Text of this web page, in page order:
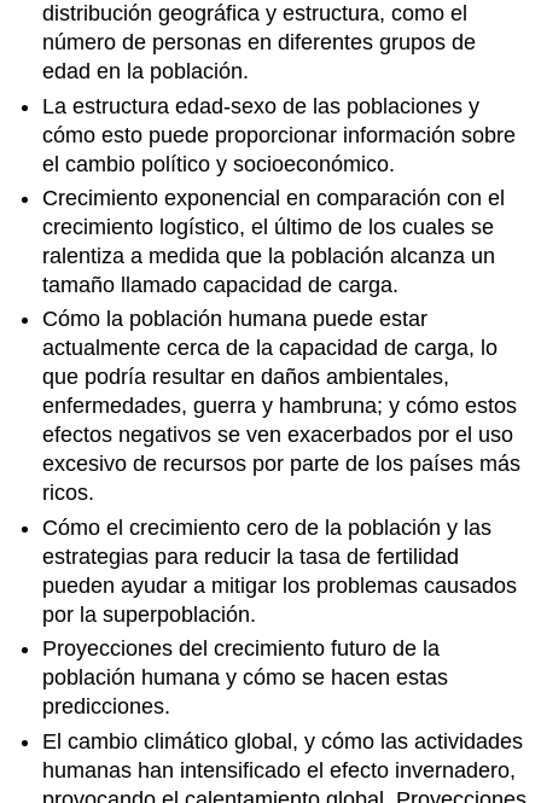
distribución geográfica y estructura, como el
número de personas en diferentes grupos de
edad en la población.
La estructura edad-sexo de las poblaciones y
cómo esto puede proporcionar información sobre
el cambio político y socioeconómico.
Crecimiento exponencial en comparación con el
crecimiento logístico, el último de los cuales se
ralentiza a medida que la población alcanza un
tamaño llamado capacidad de carga.
Cómo la población humana puede estar
actualmente cerca de la capacidad de carga, lo
que podría resultar en daños ambientales,
enfermedades, guerra y hambruna; y cómo estos
efectos negativos se ven exacerbados por el uso
excesivo de recursos por parte de los países más
ricos.
Cómo el crecimiento cero de la población y las
estrategias para reducir la tasa de fertilidad
pueden ayudar a mitigar los problemas causados
por la superpoblación.
Proyecciones del crecimiento futuro de la
población humana y cómo se hacen estas
predicciones.
El cambio climático global, y cómo las actividades
humanas han intensificado el efecto invernadero,